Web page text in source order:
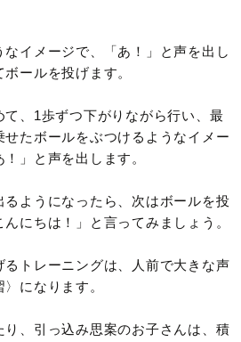
イメージで、「あ！」と声を出し
ールを投げます。
、1歩ずつ下がりながら行い、最
たボールをぶつけるようなイメー
」と声を出します。
るようになったら、次はボールを投
にちは！」と言ってみましょう。
トレーニングは、人前で大きな声
になります。
り、引っ込み思案のお子さんは、積